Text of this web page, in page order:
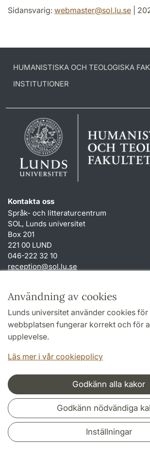
Användning av cookies
Lunds universitet använder cookies för
webbplatsen fungerar korrekt och för
upplevelse.
Läs mer i vår cookiepolicy
Godkänn alla kakor
Godkänn nödvändiga
Inställningar
Sidansvarig: webmaster@sol.lu.se |
HUMANISTISKA OCH TEOLOGISKA
INSTITUTIONER
Kontakta oss
Språk- och litteraturcentrum
SOL, Lunds universitet
Box 201
221 00 LUND
046-222 32 10
reception@sol.lu.se
Genvägar
Om webbplatsen och cookies
Behandling av personuppgifter
Tillgänglighetsredogörelse
Samarbeten och nätverk